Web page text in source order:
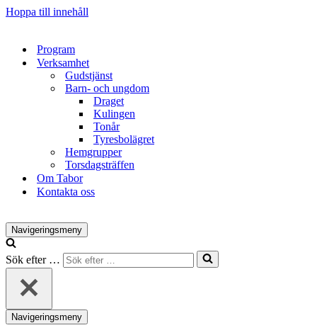
Hoppa till innehåll
Program
Verksamhet
Gudstjänst
Barn- och ungdom
Draget
Kulingen
Tonår
Tyresbolägret
Hemgrupper
Torsdagsträffen
Om Tabor
Kontakta oss
Navigeringsmeny
Sök efter …
Navigeringsmeny